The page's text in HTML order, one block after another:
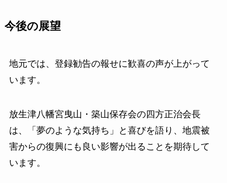
今後の展望
地元では、登録勧告の報せに歓喜の声が上がって
います。
放生津八幡宮曳山・築山保存会の四方正治会長
は、「夢のような気持ち」と喜びを語り、地震被
害からの復興にも良い影響が出ることを期待して
います。